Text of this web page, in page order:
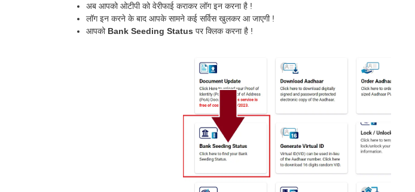
अब आपको ओटीपी को वेरीफाई कराकर लॉग इन करना है !
लॉग इन करने के बाद आपके सामने कई सर्विस खुलकर आ जाएगी !
आपको Bank Seeding Status पर क्लिक करना है !